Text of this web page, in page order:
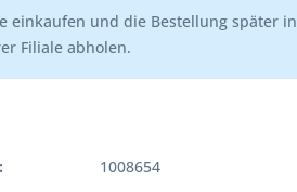
einkaufen und die Bestellung später in
Filiale abholen.
1008654